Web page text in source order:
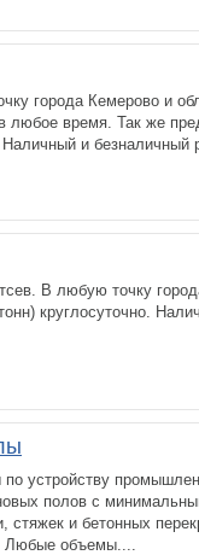
города Кемерово и
любое время. Так же
и безналичный
В любую точку
круглосуточно.
устройству
полов с
стяжек и бетонных
Любые объемы....